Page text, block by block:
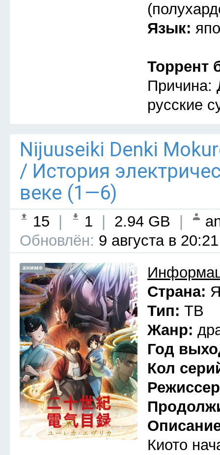
Язык:
Торрент
Причина:
русские
Nijuuseiki Denki
/ История
веке (1—6)
15 1 2.94 GB
Обновлён: 9 августа в 20:21
аниме
Страна:
Тип: ТВ
Жанр:
Год
Кол
Киото